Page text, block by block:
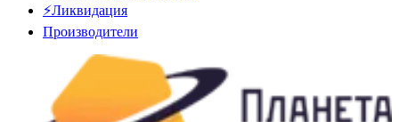
⚡Ликвидация
Производители